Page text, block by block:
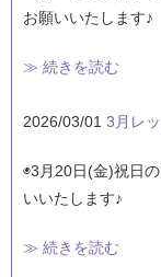
お願いいたします♪
≫ 続きを読む
2026/03/01 3月レ
◉3月20日(金)祝日
いいたします♪
≫ 続きを読む